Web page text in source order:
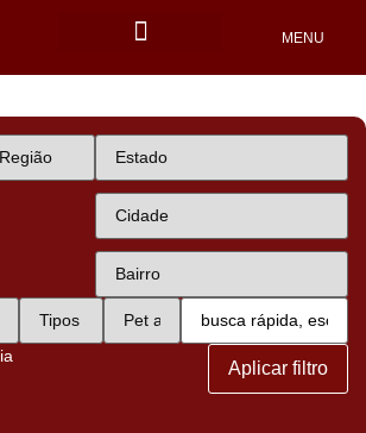
MENU
Aplicar filtro